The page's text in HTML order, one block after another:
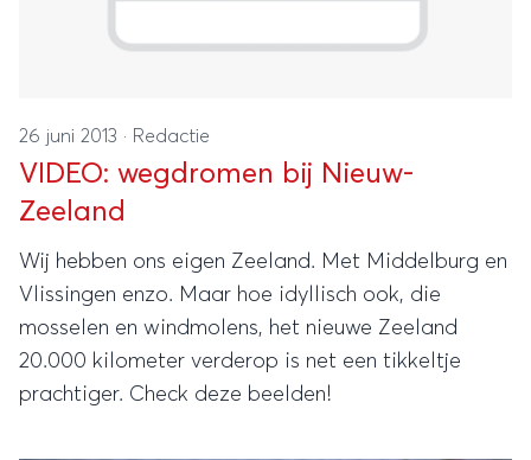
26 juni 2013 · Redactie
VIDEO: wegdromen bij Nieuw-
Zeeland
Wij hebben ons eigen Zeeland. Met Middelburg en
Vlissingen enzo. Maar hoe idyllisch ook, die
mosselen en windmolens, het nieuwe Zeeland
20.000 kilometer verderop is net een tikkeltje
prachtiger. Check deze beelden!